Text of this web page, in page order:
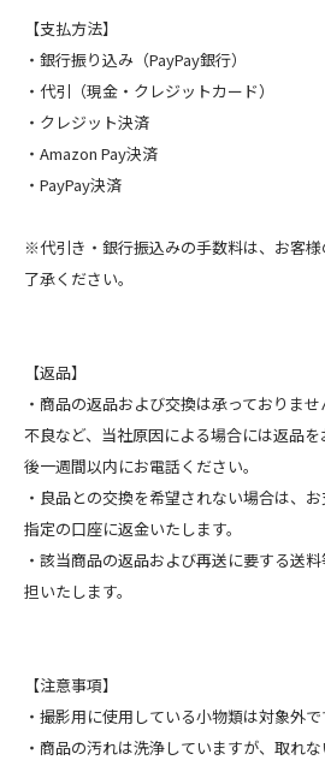
【支払方法】
・銀行振り込み（PayPay銀行）
・代引（現金・クレジットカード）
・クレジット決済
・Amazon Pay決済
・PayPay決済
※代引き・銀行振込みの手数料は、お客
了承ください。
【返品】
・商品の返品および交換は承っておりま
不良など、当社原因による場合には返品
後一週間以内にお電話ください。
・良品との交換を希望されない場合は、
指定の口座に返金いたします。
・該当商品の返品および再送に要する送
担いたします。
【注意事項】
・撮影用に使用している小物類は対象外で
・商品の汚れは洗浄していますが、取れ